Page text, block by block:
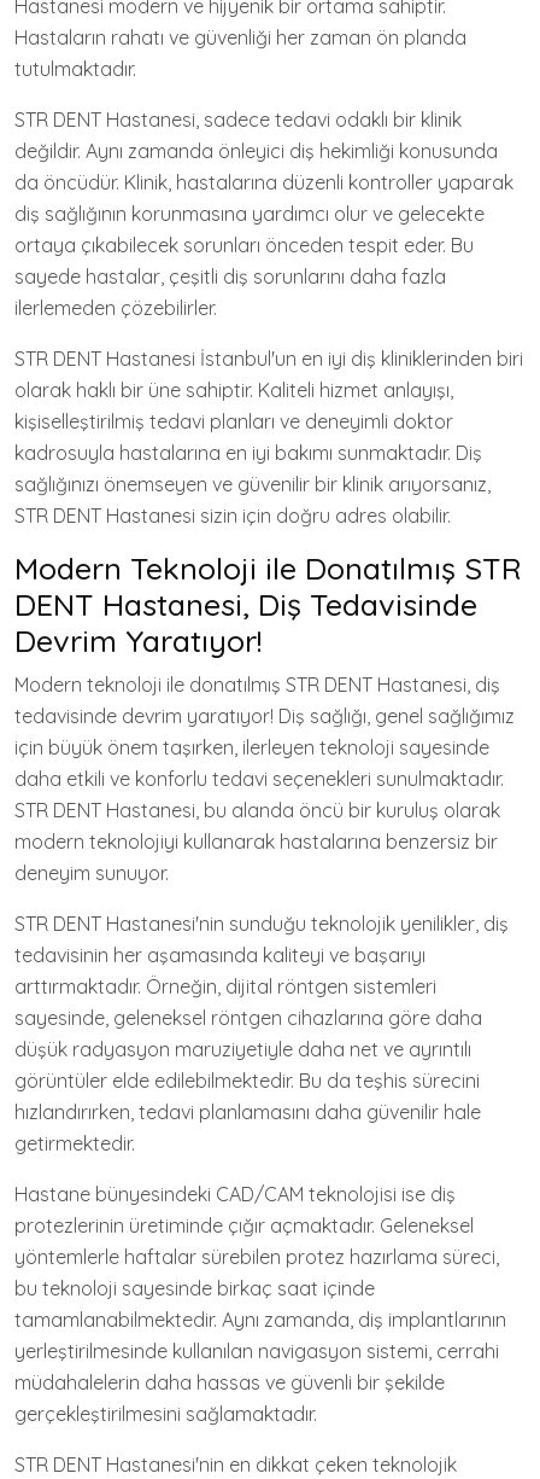
Hastanesi modern ve hijyenik bir ortama sahiptir.
Hastaların rahatı ve güvenliği her zaman ön planda
tutulmaktadır.
STR DENT Hastanesi, sadece tedavi odaklı bir klinik
değildir. Aynı zamanda önleyici diş hekimliği konusunda
da öncüdür. Klinik, hastalarına düzenli kontroller yaparak
diş sağlığının korunmasına yardımcı olur ve gelecekte
ortaya çıkabilecek sorunları önceden tespit eder. Bu
sayede hastalar, çeşitli diş sorunlarını daha fazla
ilerlemeden çözebilirler.
STR DENT Hastanesi İstanbul'un en iyi diş kliniklerinden biri
olarak haklı bir üne sahiptir. Kaliteli hizmet anlayışı,
kişiselleştirilmiş tedavi planları ve deneyimli doktor
kadrosuyla hastalarına en iyi bakımı sunmaktadır. Diş
sağlığınızı önemseyen ve güvenilir bir klinik arıyorsanız,
STR DENT Hastanesi sizin için doğru adres olabilir.
Modern Teknoloji ile Donatılmış STR
DENT Hastanesi, Diş Tedavisinde
Devrim Yaratıyor!
Modern teknoloji ile donatılmış STR DENT Hastanesi, diş
tedavisinde devrim yaratıyor! Diş sağlığı, genel sağlığımız
için büyük önem taşırken, ilerleyen teknoloji sayesinde
daha etkili ve konforlu tedavi seçenekleri sunulmaktadır.
STR DENT Hastanesi, bu alanda öncü bir kuruluş olarak
modern teknolojiyi kullanarak hastalarına benzersiz bir
deneyim sunuyor.
STR DENT Hastanesi'nin sunduğu teknolojik yenilikler, diş
tedavisinin her aşamasında kaliteyi ve başarıyı
arttırmaktadır. Örneğin, dijital röntgen sistemleri
sayesinde, geleneksel röntgen cihazlarına göre daha
düşük radyasyon maruziyetiyle daha net ve ayrıntılı
görüntüler elde edilebilmektedir. Bu da teşhis sürecini
hızlandırırken, tedavi planlamasını daha güvenilir hale
getirmektedir.
Hastane bünyesindeki CAD/CAM teknolojisi ise diş
protezlerinin üretiminde çığır açmaktadır. Geleneksel
yöntemlerle haftalar sürebilen protez hazırlama süreci,
bu teknoloji sayesinde birkaç saat içinde
tamamlanabilmektedir. Aynı zamanda, diş implantlarının
yerleştirilmesinde kullanılan navigasyon sistemi, cerrahi
müdahalelerin daha hassas ve güvenli bir şekilde
gerçekleştirilmesini sağlamaktadır.
STR DENT Hastanesi'nin en dikkat çeken teknolojik